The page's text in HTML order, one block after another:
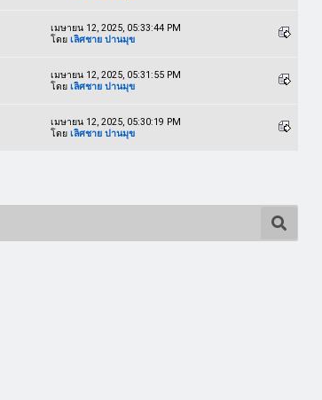
เมษายน 12, 2025, 05:33:44 PM
โดย เลิศชาย ปานมุข
เมษายน 12, 2025, 05:31:55 PM
โดย เลิศชาย ปานมุข
เมษายน 12, 2025, 05:30:19 PM
โดย เลิศชาย ปานมุข